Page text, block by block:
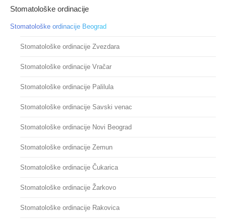
Stomatološke ordinacije
Stomatološke ordinacije Beograd
Stomatološke ordinacije Zvezdara
Stomatološke ordinacije Vračar
Stomatološke ordinacije Palilula
Stomatološke ordinacije Savski venac
Stomatološke ordinacije Novi Beograd
Stomatološke ordinacije Zemun
Stomatološke ordinacije Čukarica
Stomatološke ordinacije Žarkovo
Stomatološke ordinacije Rakovica